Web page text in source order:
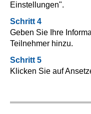
Einstellungen".
Schritt 4
Geben Sie Ihre
Teilnehmer hinzu.
Schritt 5
Klicken Sie auf